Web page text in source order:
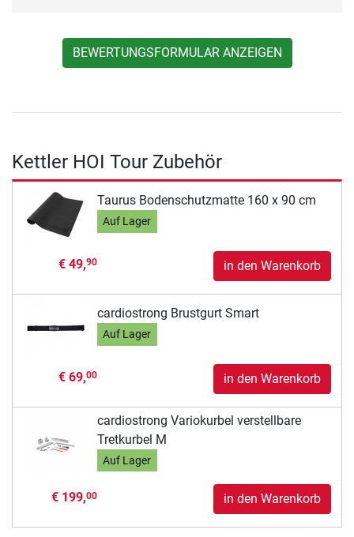
BEWERTUNGSFORMULAR ANZEIGEN
Kettler HOI Tour Zubehör
Taurus Bodenschutzmatte 160 x 90 cm
Auf Lager
€ 49,90 in den Warenkorb
cardiostrong Brustgurt Smart
Auf Lager
€ 69,00 in den Warenkorb
cardiostrong Variokurbel verstellbare
Tretkurbel M
Auf Lager
€ 199,00 in den Warenkorb